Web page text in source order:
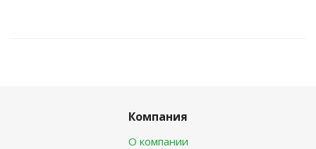
Компания
О компании